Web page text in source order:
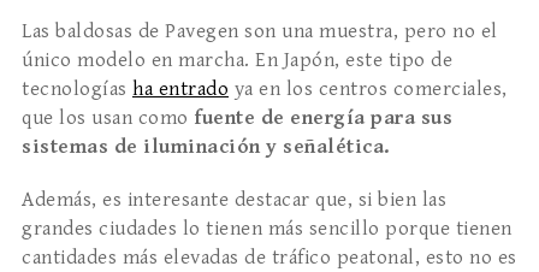
Las baldosas de Pavegen son una muestra, pero no el
único modelo en marcha. En Japón, este tipo de
tecnologías ha entrado ya en los centros comerciales,
que los usan como fuente de energía para sus
sistemas de iluminación y señalética.
Además, es interesante destacar que, si bien las
grandes ciudades lo tienen más sencillo porque tienen
cantidades más elevadas de tráfico peatonal, esto no es